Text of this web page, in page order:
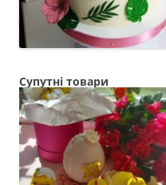
Супутні товари